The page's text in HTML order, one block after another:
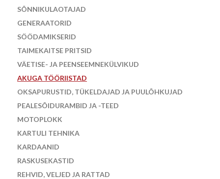
SÕNNIKULAOTAJAD
GENERAATORID
SÖÖDAMIKSERID
TAIMEKAITSE PRITSID
VÄETISE- JA PEENSEEMNEKÜLVIKUD
AKUGA TÖÖRIISTAD
OKSAPURUSTID, TÜKELDAJAD JA PUULÕHKUJAD
PEALESÕIDURAMBID JA -TEED
MOTOPLOKK
KARTULI TEHNIKA
KARDAANID
RASKUSEKASTID
REHVID, VELJED JA RATTAD